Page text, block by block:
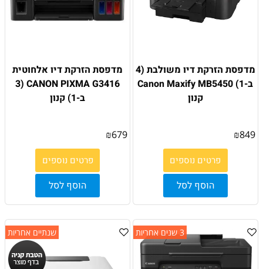
מדפסת הזרקת דיו משולבת (4
ב-1) Canon Maxify MB5450
קנון
₪849
פרטים נוספים
הוסף לסל
מדפסת הזרקת דיו אלחוטית
CANON PIXMA G3416 (3
ב-1) קנון
₪679
פרטים נוספים
הוסף לסל
3 שנים אחריות שנתיים אחריות